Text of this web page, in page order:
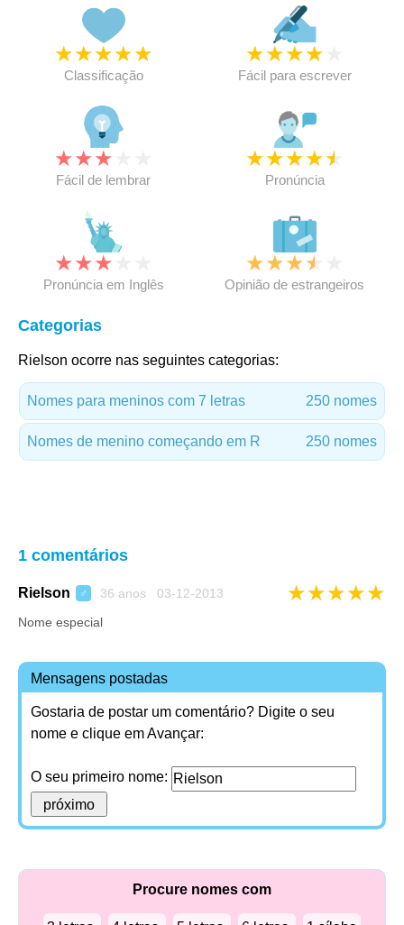
★★★★★
Classificação
★★★★
Fácil para escrever
★★★
Fácil de lembrar
★★★★★
Pronúncia
★★★
Pronúncia em Inglês
★★★★
Opinião de estrangeiros
Categorias
Rielson ocorre nas seguintes categorias:
Nomes para meninos com 7 letras 250 nomes
Nomes de menino começando em R 250 nomes
1 comentários
Rielson ♂ 36 anos 03-12-2013 ★★★★★
Nome especial
Mensagens postadas
Gostaria de postar um comentário? Digite o seu
nome e clique em Avançar:
O seu primeiro nome:
Procure nomes com